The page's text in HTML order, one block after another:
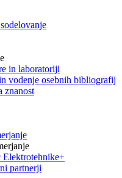
in laboratoriji
vodenje osebnih bibliografij
znanost
Elektrotehnike+
partnerji